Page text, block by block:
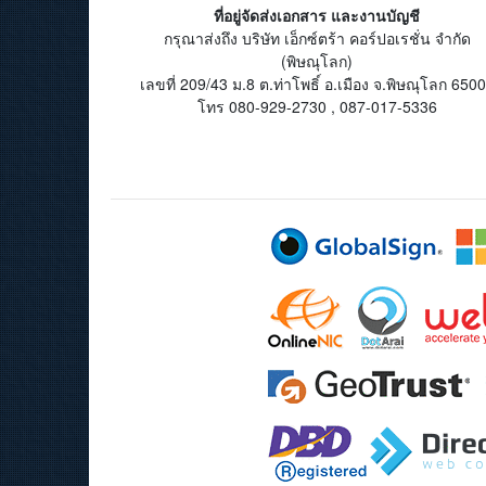
ที่อยู่จัดส่งเอกสาร และงานบัญชี
กรุณาส่งถึง บริษัท เอ็กซ์ตร้า คอร์ปอเรชั่น จำกัด
(พิษณุโลก)
เลขที่ 209/43 ม.8 ต.ท่าโพธิ์ อ.เมือง จ.พิษณุโลก
โทร 080-929-2730 , 087-017-5336